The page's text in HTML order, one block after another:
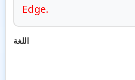
Edge.
اللغة